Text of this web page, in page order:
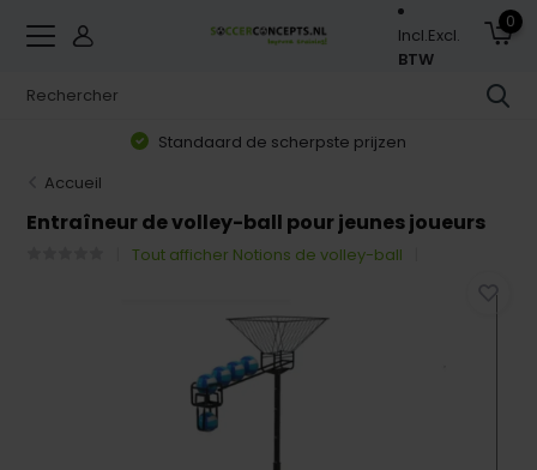
Incl.Excl.
BTW
0
Standaard de scherpste prijzen
Accueil
Entraîneur de volley-ball pour jeunes joueurs
Tout afficher Notions de volley-ball